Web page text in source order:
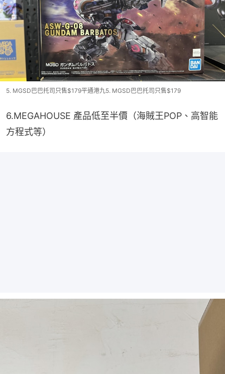
5. MGSD巴巴托司只售$179平通港九5. MGSD巴巴托司只售$179
6.MEGAHOUSE 產品低至半價（海賊王POP、高智能
方程式等）